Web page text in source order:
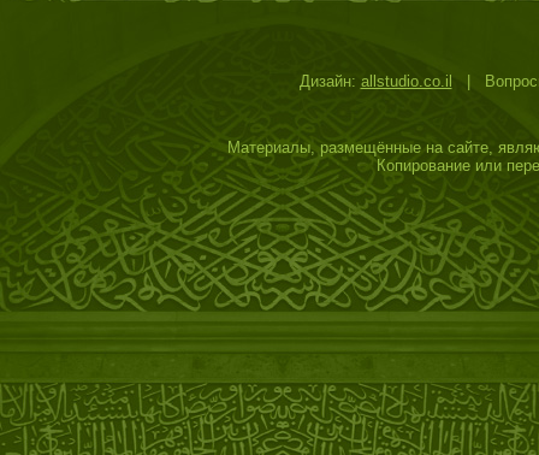
09/07/2009
Мустафа имел честь принимать
у себя первооткрывателя
Аркаима Г. Б. Здановича
Дизайн: allstudio.co.il |
Материалы, размещённые на сайте,
Копирование или